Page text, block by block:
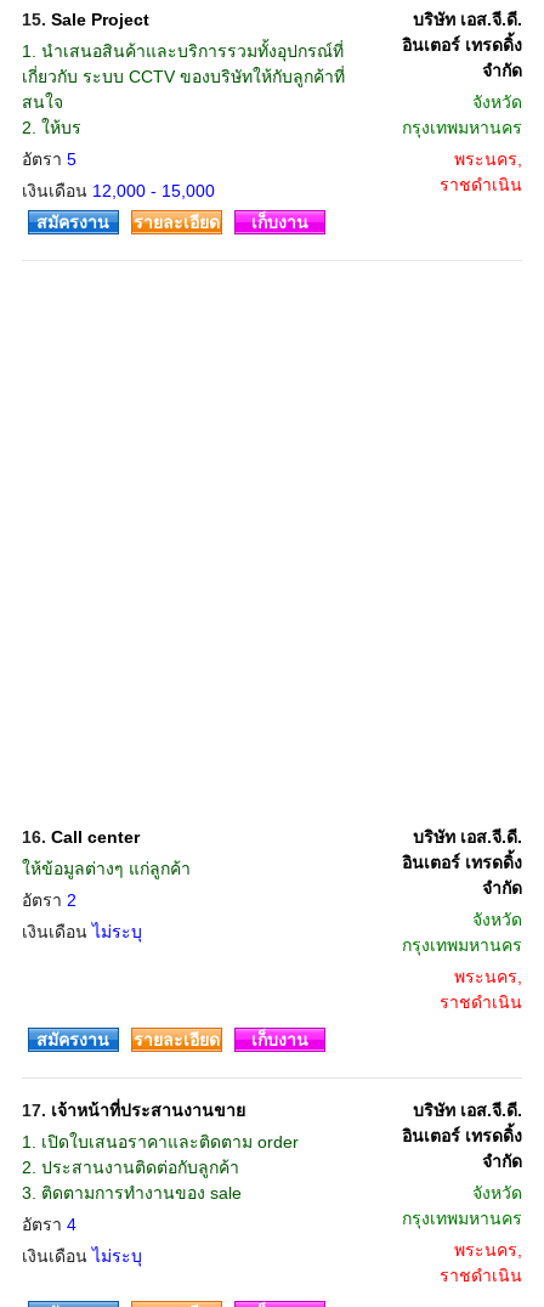
15. Sale Project
1. นำเสนอสินค้าและบริการรวมทั้งอุปกรณ์ที่
เกี่ยวกับ ระบบ CCTV ของบริษัทให้กับลูกค้าที่
สนใจ
2. ให้บร
อัตรา 5
เงินเดือน 12,000 - 15,000
บริษัท เอส.จี.ดี.
อินเตอร์ เทรดดิ้ง
จำกัด
จังหวัด
กรุงเทพมหานคร
พระนคร,
ราชดำเนิน
สมัครงาน
รายละเอียด เก็บงาน
16. Call center
ให้ข้อมูลต่างๆ แก่ลูกค้า
อัตรา 2
เงินเดือนไม่ระบุ
บริษัท เอส.จี.ดี.
อินเตอร์ เทรดดิ้ง
จำกัด
จังหวัด
กรุงเทพมหานคร
พระนคร,
ราชดำเนิน
สมัครงาน
รายละเอียด เก็บงาน
17. เจ้าหน้าที่ประสานงานขาย
1. เปิดใบเสนอราคาและติดตาม order
2. ประสานงานติดต่อกับลูกค้า
3. ติดตามการทำงานของ sale
อัตรา 4
เงินเดือนไม่ระบุ
บริษัท เอส.จี.ดี.
อินเตอร์ เทรดดิ้ง
จำกัด
จังหวัด
กรุงเทพมหานคร
พระนคร,
ราชดำเนิน